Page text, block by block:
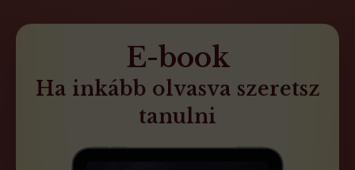
E-book
Ha inkább olvasva szeretsz
tanulni